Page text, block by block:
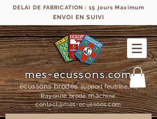
DELAI DE FABRICATION : 15 jours Maximum
ENVOI EN SUIVI
mes-ecussons.com
écussons brodés support feutrine, fil
Rayonne brodémachine
contact@mes-ecussons.com